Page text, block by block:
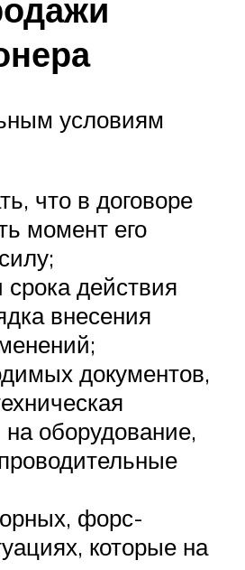
условиям
что в договоре
момент его
срока действия
внесения
документов,
оборудование,
форс-
которые на